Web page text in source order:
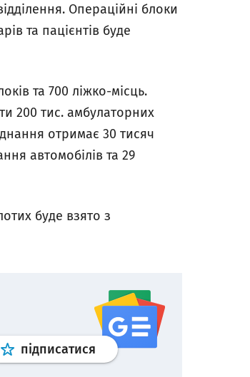
Операційні блоки
та пацієнтів буде
та 700 ліжко-місць.
200 тис. амбулаторних
отримає 30 тисяч
автомобілів та 29
буде взято з
підписатися Профільgoogle news